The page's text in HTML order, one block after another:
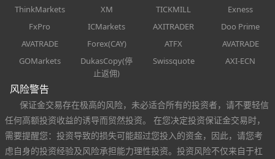
ThinkMarkets XM TICKMILL
Exness
FxPro
ICMarkets AXITRADER
Doo Prime
AVATRADE
Forex(CAY) ATFX
AVATRADE
GOMarkets
DukasCopy(停
止返佣)
Swissquote AXI-ECN
风险警告
保证金交易存在极高的风险，未必适合所有的投资者，请不要轻信
任何高额投资收益的诱导而贸然投资。 在您决定投资保证金交易时，
需要提醒您：投资导致的损失可能超过您投入的资金，因此，请您考
虑自身的投资经验及风险承担能力理性投资。投资风险不仅来自于杠